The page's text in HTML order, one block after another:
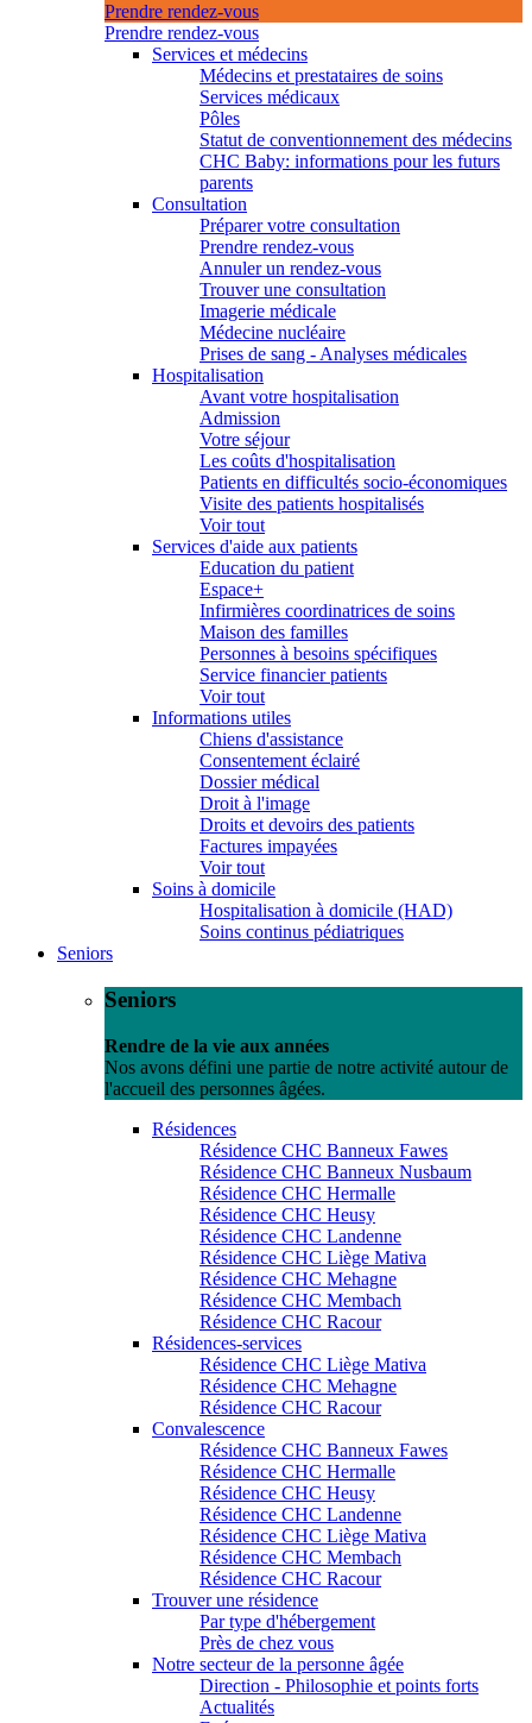
Prendre rendez-vous
Prendre rendez-vous
Services et médecins
Médecins et prestataires de soins
Services médicaux
Pôles
Statut de conventionnement des médecins
CHC Baby: informations pour les futurs
parents
Consultation
Préparer votre consultation
Prendre rendez-vous
Annuler un rendez-vous
Trouver une consultation
Imagerie médicale
Médecine nucléaire
Prises de sang - Analyses médicales
Hospitalisation
Avant votre hospitalisation
Admission
Votre séjour
Les coûts d'hospitalisation
Patients en difficultés socio-économiques
Visite des patients hospitalisés
Voir tout
Services d'aide aux patients
Education du patient
Espace+
Infirmières coordinatrices de soins
Maison des familles
Personnes à besoins spécifiques
Service financier patients
Voir tout
Informations utiles
Chiens d'assistance
Consentement éclairé
Dossier médical
Droit à l'image
Droits et devoirs des patients
Factures impayées
Voir tout
Soins à domicile
Hospitalisation à domicile (HAD)
Soins continus pédiatriques
Seniors
Seniors
Rendre de la vie aux années
Nos avons défini une partie de notre activité autour de
l'accueil des personnes âgées.
Résidences
Résidence CHC Banneux Fawes
Résidence CHC Banneux Nusbaum
Résidence CHC Hermalle
Résidence CHC Heusy
Résidence CHC Landenne
Résidence CHC Liège Mativa
Résidence CHC Mehagne
Résidence CHC Membach
Résidence CHC Racour
Résidences-services
Résidence CHC Liège Mativa
Résidence CHC Mehagne
Résidence CHC Racour
Convalescence
Résidence CHC Banneux Fawes
Résidence CHC Hermalle
Résidence CHC Heusy
Résidence CHC Landenne
Résidence CHC Liège Mativa
Résidence CHC Membach
Résidence CHC Racour
Trouver une résidence
Par type d'hébergement
Près de chez vous
Notre secteur de la personne âgée
Direction - Philosophie et points forts
Actualités